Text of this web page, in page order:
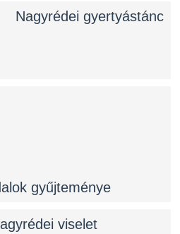
Nagyrédei gyertyástánc
gyűjteménye
viselet